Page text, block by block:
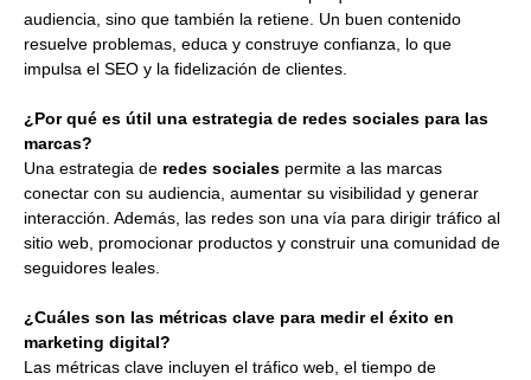
audiencia, sino que también la retiene. Un buen contenido
resuelve problemas, educa y construye confianza, lo que
impulsa el SEO y la fidelización de clientes.
¿Por qué es útil una estrategia de redes sociales para las
marcas?
Una estrategia de redes sociales permite a las marcas
conectar con su audiencia, aumentar su visibilidad y generar
interacción. Además, las redes son una vía para dirigir tráfico al
sitio web, promocionar productos y construir una comunidad de
seguidores leales.
¿Cuáles son las métricas clave para medir el éxito en
marketing digital?
Las métricas clave incluyen el tráfico web, el tiempo de